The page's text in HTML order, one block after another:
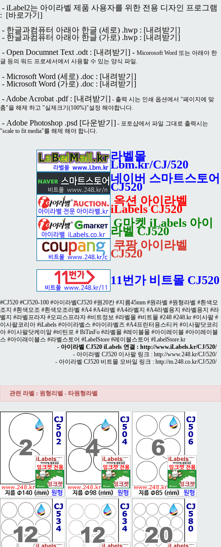
- iLabel2는 아이라벨 제품 사용자를 위한 전용 디자인 프로그램
: [바로가기]
- 한글과컴퓨터 아래아 한글 (세로) .hwp : [내려받기]
- 한글과컴퓨터 아래아 한글 (가로) .hwp : [내려받기]
- Open Documnet Text .odt : [내려받기] - Micorosoft Word 또는 아래아 한
글 등의 워드 프로세서에서 사용할 수 있는 양식 파일.
- Microsoft Word (세로) .doc : [내려받기]
- Microsoft Word (가로) .doc : [내려받기]
- Adobe Acrobat .pdf : [내려받기] - 출력 시는 인쇄 옵션에서 "페이지에 맞
춤"을 해제 하고 "실제크기(100%)"설정 해야합니다.
- Adobe Photoshop .psd [다운받기] - 포토샵에서 파일 그대로 출력시는
"scale to fit media"를 해제 해야 합니다.
라벨몰
Lbm.kr/CJ/520
네이버 스마트스토어
CJ520
옥션 아이라벨
iLabels CJ520
G마켓 iLabels 아이
라벨 CJ520
쿠팡 아이라벨
CJ520
11번가 비트몰 CJ520
#CJ520 #CJ520-100 #아이라벨CJ520 #원20칸 #지름45mm #원라벨 #원형라벨 #흰색모
조지 #흰색모조 #흰색모조라벨 #A4 #A4라벨 #A4라벨지 #A4라벨용지 #라벨용지 #라
벨지 #라벨프라자 #오피스프라자 #비트정보 #라벨몰 #비트몰 #248 #248.kr #이사팔 #
이사팔코리아 #iLabels #아이라벨스 #아이라벨즈 #A4프린터용스티커 #이사팔닷코리
아 #이사팔닷케이알 #비틴포 # BiTinFo #라벨몰 #레이블몰 #아이레이블 #아이레이블
스 #아이래이블스 #라벨스토어 #LabelStore #레이블스토어 #LabelStore.kr
- 아이라벨 CJ520 iLabels 연결 : http://www.iLabels.kr/CJ/520/
- 아이라벨 CJ520 이사팔 링크 : http://www.248.kr/CJ/520/
- 아이라벨 CJ520 비트몰 모바일 링크 : http://m.248.co.kr/CJ/520/
관련 라벨 : 원형리벨 - 타원형라벨